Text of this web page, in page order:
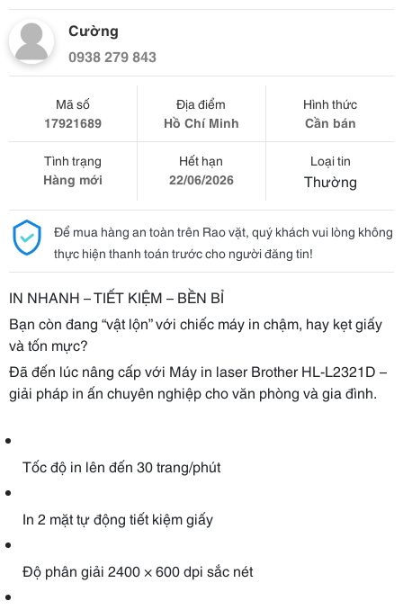
Cường
0938 279 843
Mã số
17921689
Địa điểm
Hồ Chí Minh
Hình thức
Cần bán
Tình trạng
Hàng mới
Hết hạn
22/06/2026
Loại tin
Thường
Để mua hàng an toàn trên Rao vặt, quý khách vui lòng không
thực hiện thanh toán trước cho người đăng tin!
IN NHANH – TIẾT KIỆM – BỀN BỈ
Bạn còn đang “vật lộn” với chiếc máy in chậm, hay kẹt giấy
và tốn mực?
Đã đến lúc nâng cấp với Máy in laser Brother HL-L2321D –
giải pháp in ấn chuyên nghiệp cho văn phòng và gia đình.
Tốc độ in lên đến 30 trang/phút
In 2 mặt tự động tiết kiệm giấy
Độ phân giải 2400 × 600 dpi sắc nét